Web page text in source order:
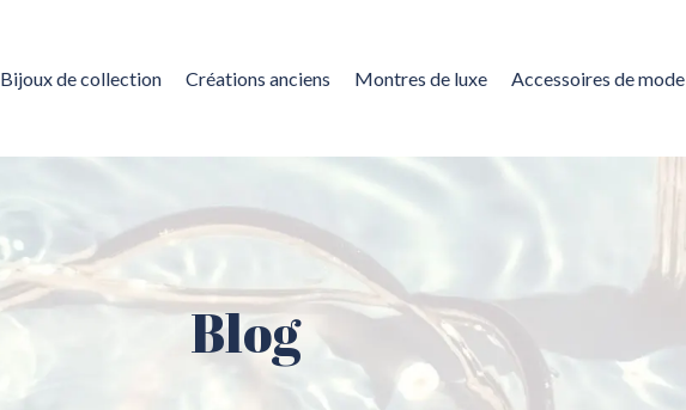
Bijoux de collection Créations anciens Montres de luxe Accessoires de mode
Blog